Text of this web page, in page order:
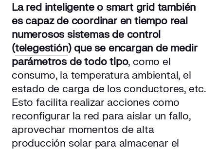
La red inteligente o smart grid también
es capaz de coordinar en tiempo real
numerosos sistemas de control
(telegestión) que se encargan de medir
parámetros de todo tipo, como el
consumo, la temperatura ambiental, el
estado de carga de los conductores, etc.
Esto facilita realizar acciones como
reconfigurar la red para aislar un fallo,
aprovechar momentos de alta
producción solar para almacenar el